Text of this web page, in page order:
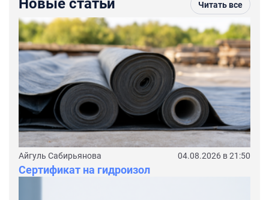
Новые статьи Читать все
Айгуль Сабирьянова 04.08.2026 в 21:50
Сертификат на гидроизол